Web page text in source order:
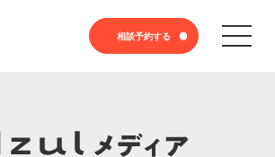
相談予約する